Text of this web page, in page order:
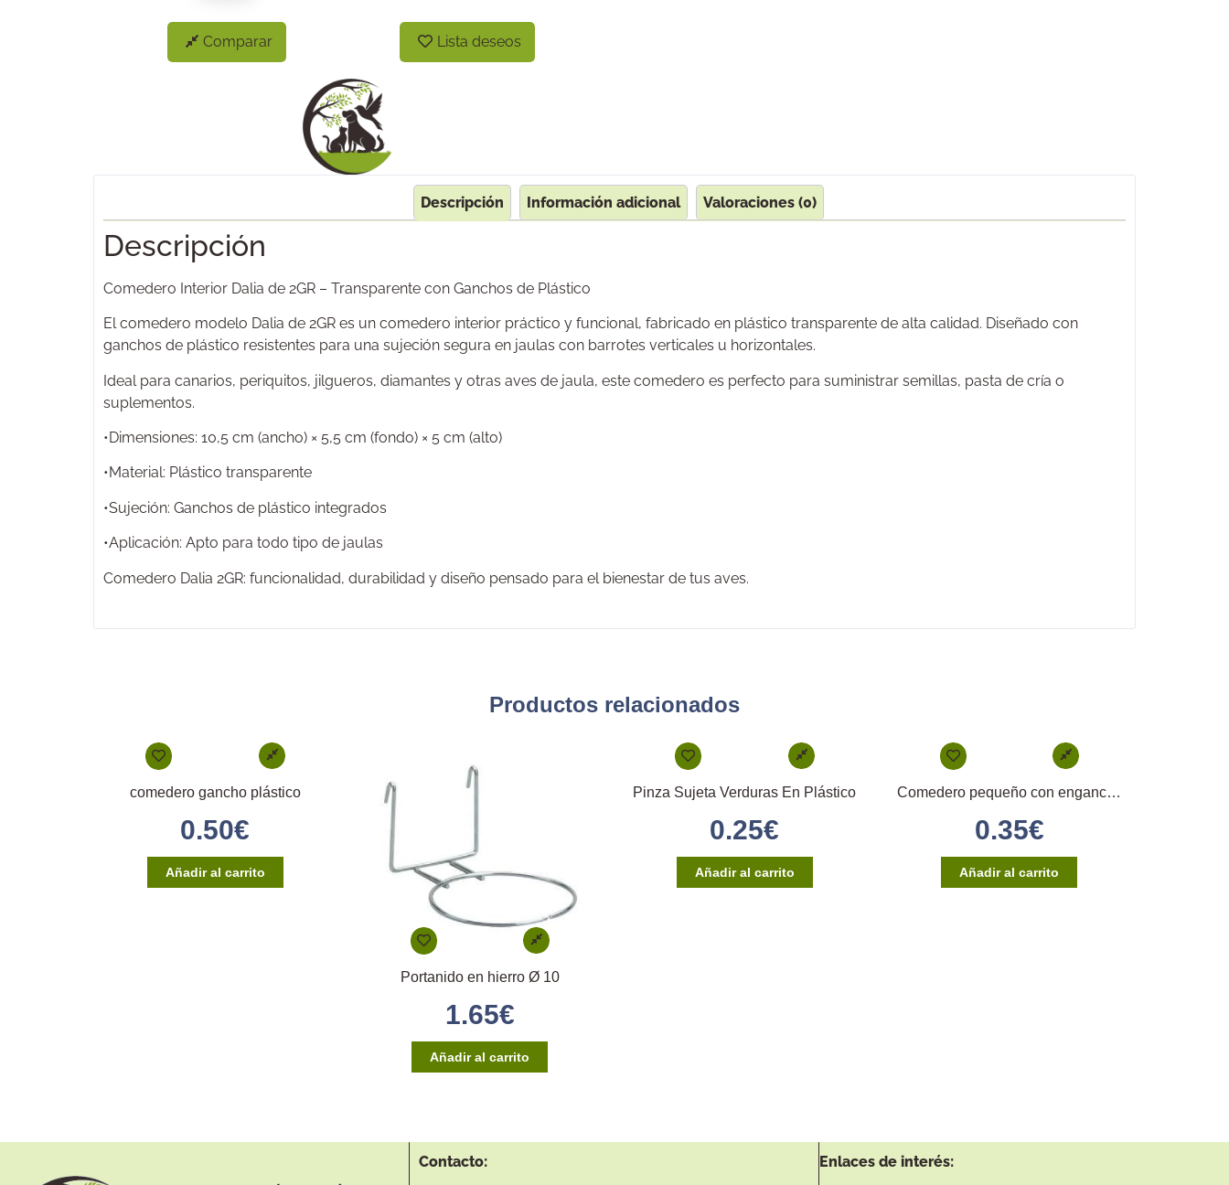
Comparar Lista deseos
Descripción Información adicional Valoraciones (0)
Descripción
Comedero Interior Dalia de 2GR – Transparente con Ganchos de Plástico
El comedero modelo Dalia de 2GR es un comedero interior práctico y funcional, fabricado en plástico transparente de alta calidad. Diseñado con
ganchos de plástico resistentes para una sujeción segura en jaulas con barrotes verticales u horizontales.
Ideal para canarios, periquitos, jilgueros, diamantes y otras aves de jaula, este comedero es perfecto para suministrar semillas, pasta de cría o
suplementos.
•Dimensiones: 10,5 cm (ancho) × 5,5 cm (fondo) × 5 cm (alto)
•Material: Plástico transparente
•Sujeción: Ganchos de plástico integrados
•Aplicación: Apto para todo tipo de jaulas
Comedero Dalia 2GR: funcionalidad, durabilidad y diseño pensado para el bienestar de tus aves.
Productos relacionados
comedero gancho plástico
0.50€
Añadir al carrito
Portanido en hierro Ø 10
1.65€
Añadir al carrito
Pinza Sujeta Verduras En Plástico
0.25€
Añadir al carrito
Comedero pequeño con enganche directo
0.35€
Añadir al carrito
Contacto: Enlaces de interés: